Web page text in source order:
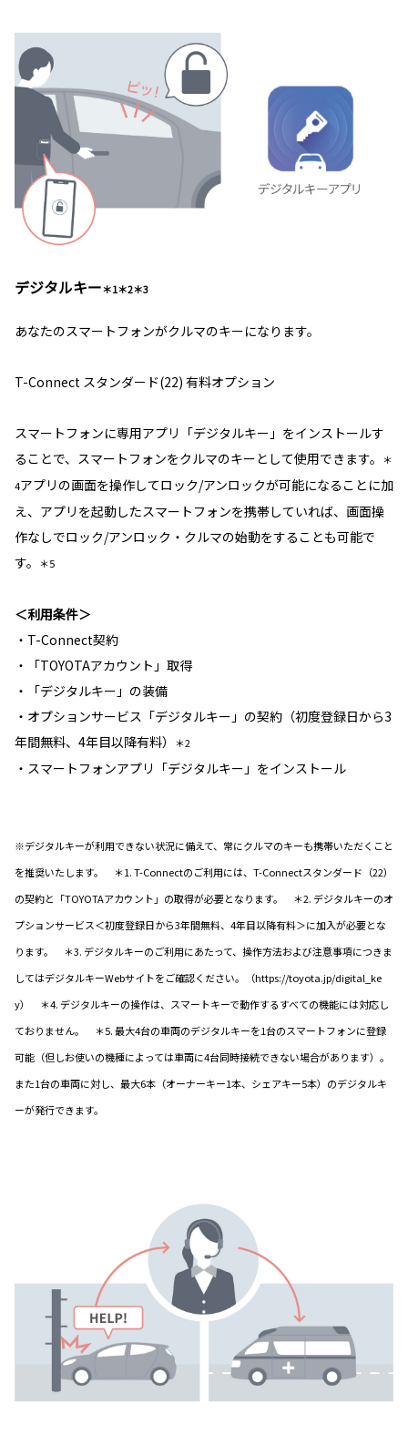
デジタルキー＊1＊2＊3
あなたのスマートフォンがクルマのキーになります。
T-Connect スタンダード(22) 有料オプション
スマートフォンに専用アプリ「デジタルキー」をインストールす
ることで、スマートフォンをクルマのキーとして使用できます。
＊
4アプリの画面を操作してロック/アンロックが可能になることに加
え、アプリを起動したスマートフォンを携帯していれば、画面操
作なしでロック/アンロック・クルマの始動をすることも可能で
す。
＊5
＜利用条件＞
・T-Connect契約
・「TOYOTAアカウント」取得
・「デジタルキー」の装備
・オプションサービス「デジタルキー」の契約（初度登録日から3
年間無料、4年目以降有料）
＊2
・スマートフォンアプリ「デジタルキー」をインストール
※デジタルキーが利用できない状況に備えて、常にクルマのキーも携帯いただくこと
を推奨いたします。 ＊1. T-Connectのご利用には、T-Connectスタンダード（22）
の契約と「TOYOTAアカウント」の取得が必要となります。 ＊2. デジタルキーのオ
プションサービス＜初度登録日から3年間無料、4年目以降有料＞に加入が必要とな
ります。 ＊3. デジタルキーのご利用にあたって、操作方法および注意事項につきま
してはデジタルキーWebサイトをご確認ください。（https://toyota.jp/digital_ke
y） ＊4. デジタルキーの操作は、スマートキーで動作するすべての機能には対応し
ておりません。 ＊5. 最大4台の車両のデジタルキーを1台のスマートフォンに登録
可能（但しお使いの機種によっては車両に4台同時接続できない場合があります）。
また1台の車両に対し、最大6本（オーナーキー1本、シェアキー5本）のデジタルキ
ーが発行できます。